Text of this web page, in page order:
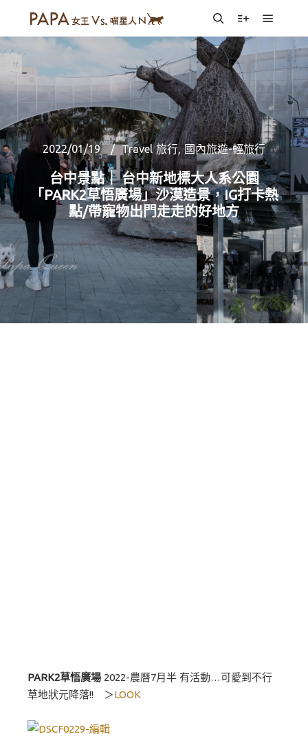
SearchMore info
Main
2022/01/19 Travel 旅行,國內旅遊-輕旅行
台中景點｜ 台中新地標大人系公園
「PARK2草悟廣場」沙漠造景，IG打卡熱
點/帶寵物出門走走的好地方
PARK2草悟廣場 2022-農曆7月半 有活動…可愛到不行
草地狀元降落!! ＞LOOK